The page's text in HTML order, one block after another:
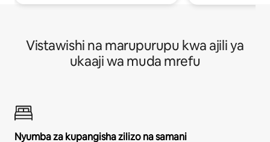
Vistawishi na marupurupu kwa ajili ya
ukaaji wa muda mrefu
Nyumba za kupangisha zilizo na samani